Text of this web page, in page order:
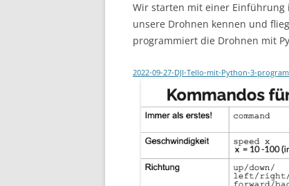
Wir starten mit einer Einführung
unsere Drohnen kennen und
programmiert die Drohnen mit
2022-09-27-DJI-Tello-mit-Python-3-